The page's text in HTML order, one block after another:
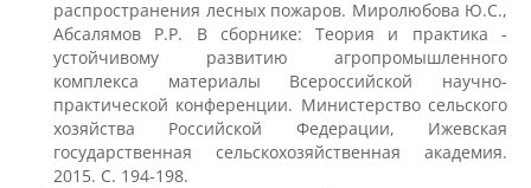
Организация питания в
образовательной организации
Абитуриенту
распространения лесных пожаров. Миролюбова Ю.С.,
Абсалямов Р.Р. В сборнике: Теория и практика -
устойчивому развитию агропромышленного
комплекса материалы Всероссийской научно-
практической конференции. Министерство сельского
хозяйства Российской Федерации, Ижевская
государственная сельскохозяйственная академия.
2015. С. 194-198.